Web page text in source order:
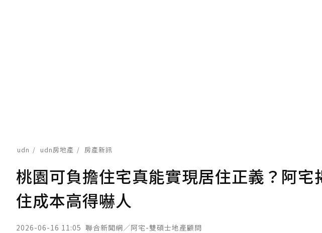
udn udn房地產 房產新訊
桃園可負擔住宅真能實現居住正義？阿
住成本高得嚇人
2026-06-16 11:05 聯合新聞網／阿宅-雙碩士地產顧問